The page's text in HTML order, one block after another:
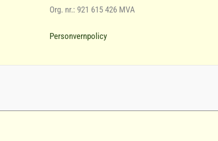
Org. nr.: 921 615 426 MVA
Personvernpolicy